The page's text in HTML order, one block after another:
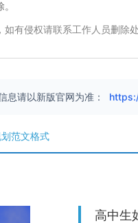
有侵权请联系工作人员删除处
息请以新版官网为准：
范文格式
高中生